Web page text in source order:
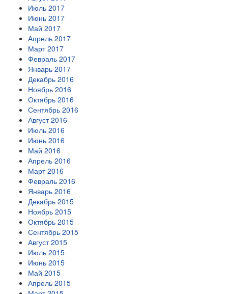
Июль 2017
Июнь 2017
Май 2017
Апрель 2017
Март 2017
Февраль 2017
Январь 2017
Декабрь 2016
Ноябрь 2016
Октябрь 2016
Сентябрь 2016
Август 2016
Июль 2016
Июнь 2016
Май 2016
Апрель 2016
Март 2016
Февраль 2016
Январь 2016
Декабрь 2015
Ноябрь 2015
Октябрь 2015
Сентябрь 2015
Август 2015
Июль 2015
Июнь 2015
Май 2015
Апрель 2015